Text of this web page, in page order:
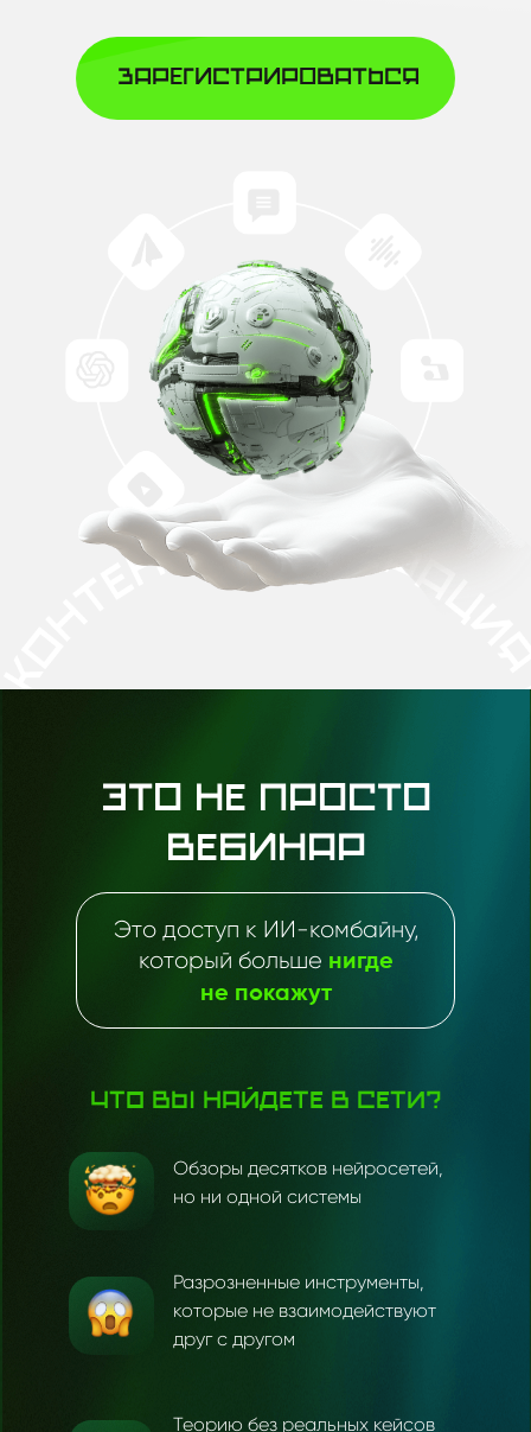
зарегистрироваться
Это не просто
вебинар
Что вы найдете в сети?
Это доступ к ИИ-комбайну,
который больше нигде
не покажут
Обзоры десятков нейросетей,
но ни одной системы
Разрозненные инструменты,
которые не взаимодействуют
друг с другом
Теорию без реальных кейсов